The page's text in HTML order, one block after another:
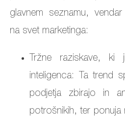
glavnem seznamu,
na svet marketinga:
Tržne raziskave, ki
inteligenca: Ta trend
podjetja zbirajo in
potrošnikih, ter